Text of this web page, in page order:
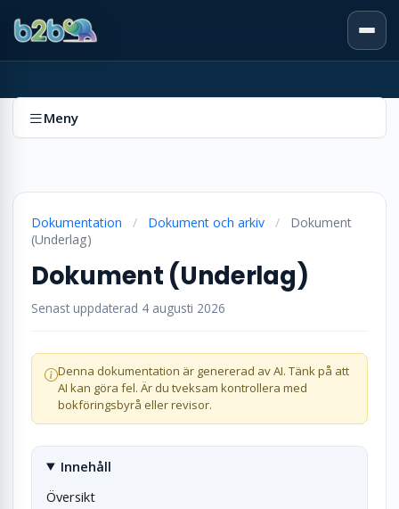
Meny
Dokumentation / Dokument och arkiv /
Dokument
(Underlag)
Dokument (Underlag)
Senast uppdaterad 4 augusti 2026
Denna dokumentation är genererad av AI. Tänk på att
AI kan göra fel. Är du tveksam kontrollera med
bokföringsbyrå eller revisor.
Innehåll
Översikt